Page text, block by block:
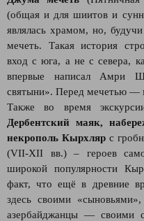
(общая и для шиитов и
являлась храмом, но,
мечеть. Такая история
вход с юга, а не с севера,
впервые написал Амри
святыни». Перед мечетью —
Также во время
Дербентский маяк,
некрополь Кырхляр с
(VII-XII вв.) – героев
широкой популярности
факт, что ещё в древние
здесь своими
азербайджанцы — своими